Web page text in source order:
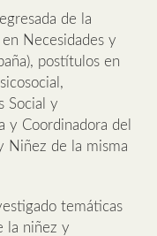
de la
Necesidades y
postítulos en
Social y
y Coordinadora del
Niñez de la misma
temáticas
la niñez y